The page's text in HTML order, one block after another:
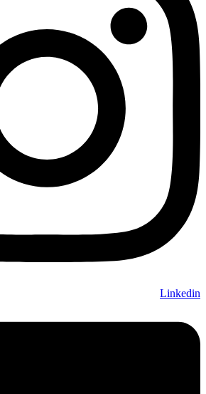
Linkedin